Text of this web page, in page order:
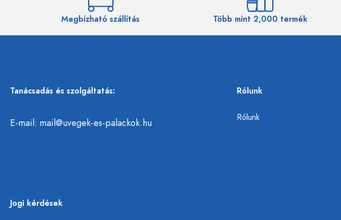
Megbízható szállítás Több mint 2,000 termék
Tanácsadás és szolgáltatás:
E-mail: mail@uvegek-es-palackok.hu
Rólunk
Rólunk
Jogi kérdések